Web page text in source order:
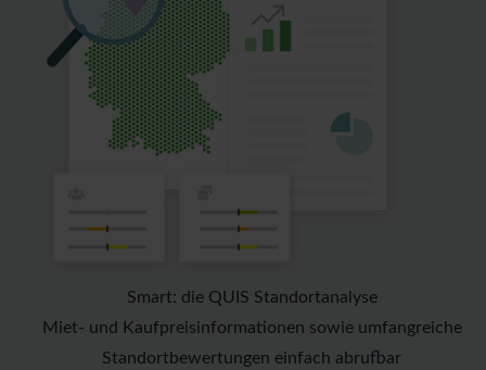
Smart: die QUIS Standortanalyse
Miet- und Kaufpreisinformationen sowie umfangreiche
Standortbewertungen einfach abrufbar